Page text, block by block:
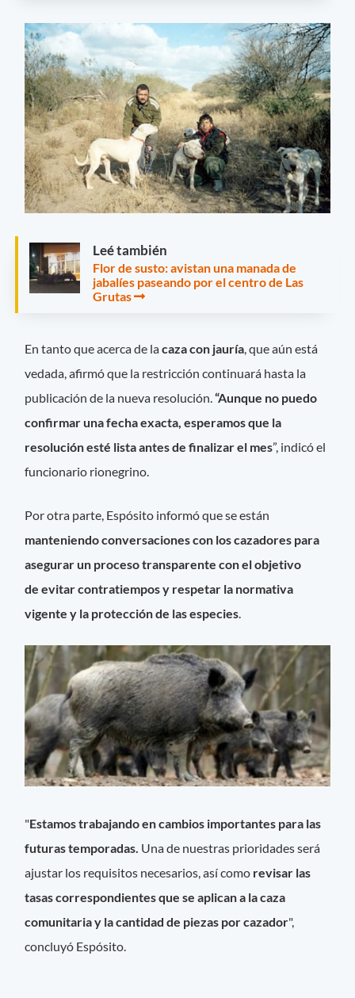
Leé también
Flor de susto: avistan una manada de
jabalíes paseando por el centro de Las
Grutas
En tanto que acerca de lacaza con jauría, que aún está
vedada, afirmó que la restricción continuará hasta la
publicación de la nueva resolución.“Aunque no puedo
confirmar una fecha exacta, esperamos que la
resolución esté lista antes de finalizar el mes”, indicó el
funcionario rionegrino.
Por otra parte, Espósito informó que se están
manteniendo conversaciones con los cazadores para
asegurar un proceso transparente con el objetivo
de evitar contratiempos y respetar la normativa
vigente y la protección de las especies.
"Estamos trabajando en cambios importantes para las
futuras temporadas. Una de nuestras prioridades será
ajustar los requisitos necesarios, así como revisar las
tasas correspondientes que se aplican a la caza
comunitaria y la cantidad de piezas por cazador",
concluyó Espósito.